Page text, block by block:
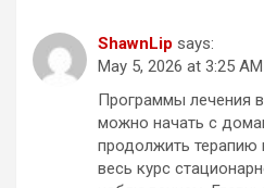
ShawnLip says:
May 5, 2026 at 3:25 AM
Программы лечения
можно начать с
продолжить терапию
весь курс